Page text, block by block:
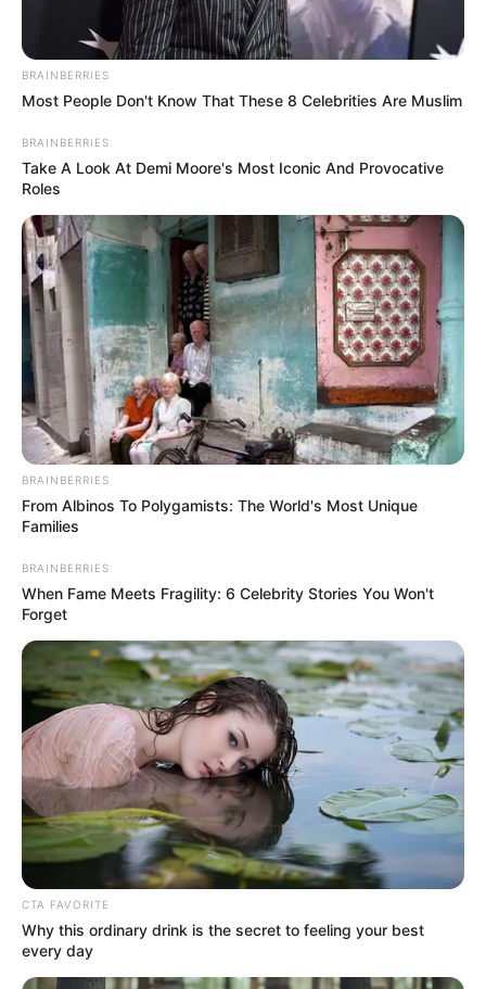
รูปประกอบและเรียบเรียงโดย :Horoscope.mthai.com
กรวดน้ำ กรวดน้ำคว่ำขัน สวดมนต์ สวดมนต์ให้แฟนเก่า แฟนเก่า
ABOUT THE AUTHOR
เจ้าหมอดู
เนื้อหาที่ได้รับการโปรโมต
BRAINBERRIES
Most People Don't Know That These 8 Celebrities Are Muslim
BRAINBERRIES
Take A Look At Demi Moore's Most Iconic And Provocative
Roles
BRAINBERRIES
From Albinos To Polygamists: The World's Most Unique
Families
BRAINBERRIES
When Fame Meets Fragility: 6 Celebrity Stories You Won't
Forget
CTA FAVORITE
Why this ordinary drink is the secret to feeling your best
every day